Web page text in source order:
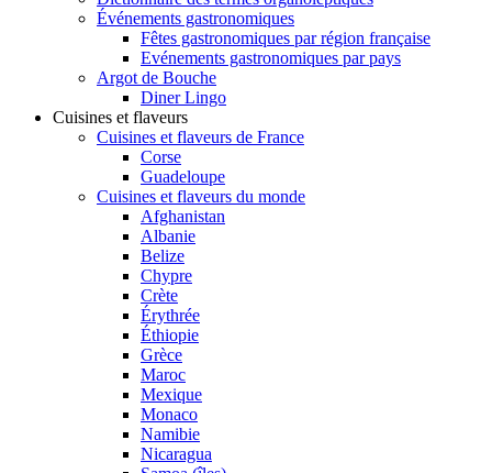
Événements gastronomiques
Fêtes gastronomiques par région française
Evénements gastronomiques par pays
Argot de Bouche
Diner Lingo
Cuisines et flaveurs
Cuisines et flaveurs de France
Corse
Guadeloupe
Cuisines et flaveurs du monde
Afghanistan
Albanie
Belize
Chypre
Crète
Érythrée
Éthiopie
Grèce
Maroc
Mexique
Monaco
Namibie
Nicaragua